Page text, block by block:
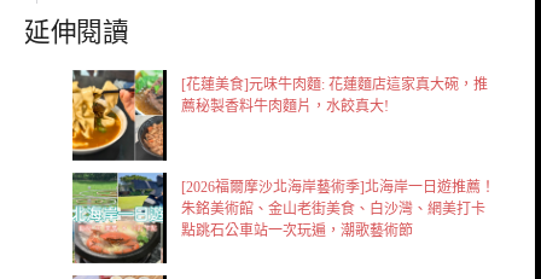
延伸閱讀
[花蓮美食]元味牛肉麵: 花蓮麵店這家真大碗，推
薦秘製香料牛肉麵片，水餃真大!
[2026福爾摩沙北海岸藝術季]北海岸一日遊推薦！
朱銘美術館、金山老街美食、白沙灣、網美打卡
點跳石公車站一次玩遍，潮歌藝術節